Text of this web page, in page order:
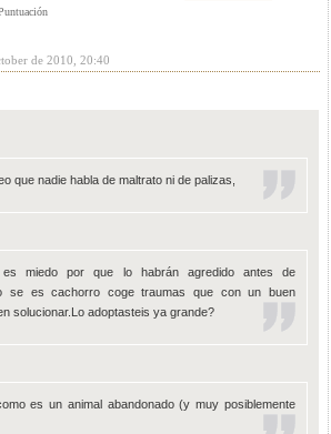
de 2010, 20:40
que nadie habla de maltrato ni de palizas,
es miedo por que lo habrán agredido antes de
se es cachorro coge traumas que con un buen
solucionar.Lo adoptasteis ya grande?
es un animal abandonado (y muy posiblemente